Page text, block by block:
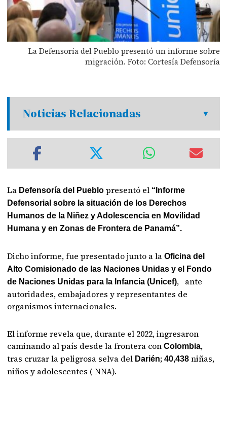
La Defensoría del Pueblo presentó un informe sobre
migración. Foto: Cortesía Defensoría
Noticias Relacionadas
La Defensoría del Pueblo presentó el “Informe
Defensorial sobre la situación de los Derechos
Humanos de la Niñez y Adolescencia en Movilidad
Humana y en Zonas de Frontera de Panamá”.
Dicho informe, fue presentado junto a laOficina del
Alto Comisionado de las Naciones Unidas y el Fondo
de Naciones Unidas para la Infancia (Unicef), ante
autoridades, embajadores y representantes de
organismos internacionales.
El informe revela que, durante el 2022, ingresaron
caminando al país desde la frontera conColombia,
tras cruzar la peligrosa selva del Darién;40,438niñas,
niños y adolescentes ( NNA).